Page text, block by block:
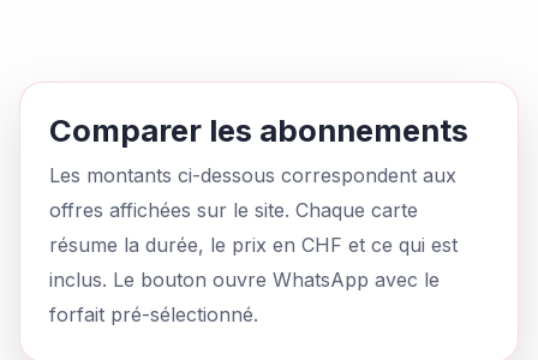
Comparer les abonnements
Les montants ci-dessous correspondent aux
offres affichées sur le site. Chaque carte
résume la durée, le prix en CHF et ce qui est
inclus. Le bouton ouvre WhatsApp avec le
forfait pré-sélectionné.